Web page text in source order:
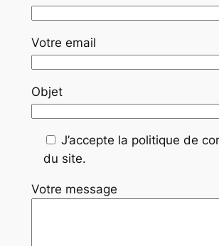
Votre email
Objet
J’accepte la politique de
du site.
Votre message